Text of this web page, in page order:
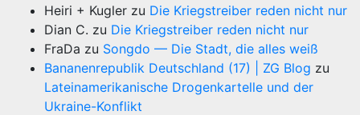
Heiri + Kugler zu Die Kriegstreiber reden nicht nur
Dian C. zu Die Kriegstreiber reden nicht nur
FraDa zu Songdo — Die Stadt, die alles weiß
Bananenrepublik Deutschland (17) | ZG Blog zu
Lateinamerikanische Drogenkartelle und der
Ukraine-Konflikt